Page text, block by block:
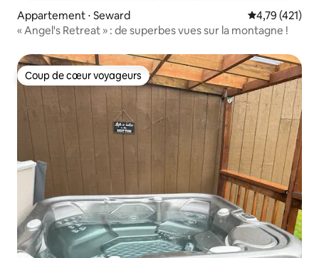
Appartement ⋅ Seward Évaluation
4,79 (421)
« Angel's Retreat » : de superbes vues sur la montagne !
Coup de cœur voyageurs
Coup de cœur voyageurs